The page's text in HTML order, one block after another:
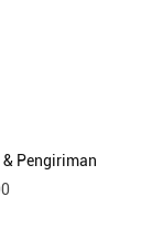
Pengiriman